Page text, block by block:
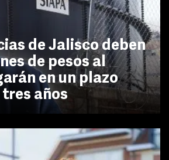
de Jalisco deben
de pesos al
en un plazo
tres años